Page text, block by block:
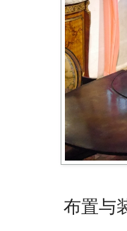
布置与